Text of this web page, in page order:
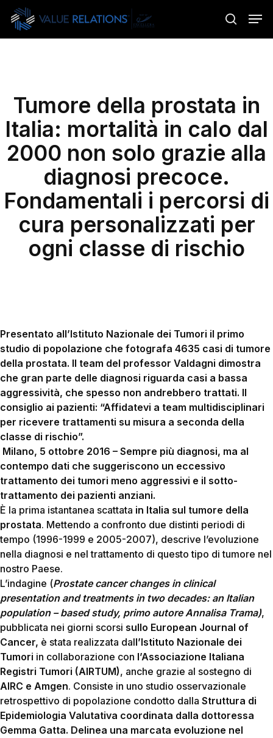
Skip
main
search
Tumore della prostata in
Italia: mortalità in calo dal
2000 non solo grazie alla
diagnosi precoce.
Fondamentali i percorsi di
cura personalizzati per
ogni classe di rischio
Presentato all’Istituto Nazionale dei Tumori il primo
studio di popolazione che fotografa 4635 casi di tumore
della prostata. Il team del professor Valdagni dimostra
che gran parte delle diagnosi riguarda casi a bassa
aggressività, che spesso non andrebbero trattati. Il
consiglio ai pazienti: “Affidatevi a team multidisciplinari
per ricevere trattamenti su misura a seconda della
classe di rischio”.
Milano, 5 ottobre 2016 – Sempre più diagnosi, ma al
contempo dati che suggeriscono un eccessivo
trattamento dei tumori meno aggressivi e il sotto-
trattamento dei pazienti anziani.
È la prima istantanea scattata in Italia sul tumore della
prostata. Mettendo a confronto due distinti periodi di
tempo (1996-1999 e 2005-2007), descrive l’evoluzione
nella diagnosi e nel trattamento di questo tipo di tumore nel
nostro Paese.
L’indagine (Prostate cancer changes in clinical
presentation and treatments in two decades: an Italian
population – based study, primo autore Annalisa Trama),
pubblicata nei giorni scorsi sullo European Journal of
Cancer, è stata realizzata dall’Istituto Nazionale dei
Tumori in collaborazione con l’Associazione Italiana
Registri Tumori (AIRTUM), anche grazie al sostegno di
AIRC e Amgen. Consiste in uno studio osservazionale
retrospettivo di popolazione condotto dalla Struttura di
Epidemiologia Valutativa coordinata dalla dottoressa
Gemma Gatta. Delinea una marcata evoluzione nel